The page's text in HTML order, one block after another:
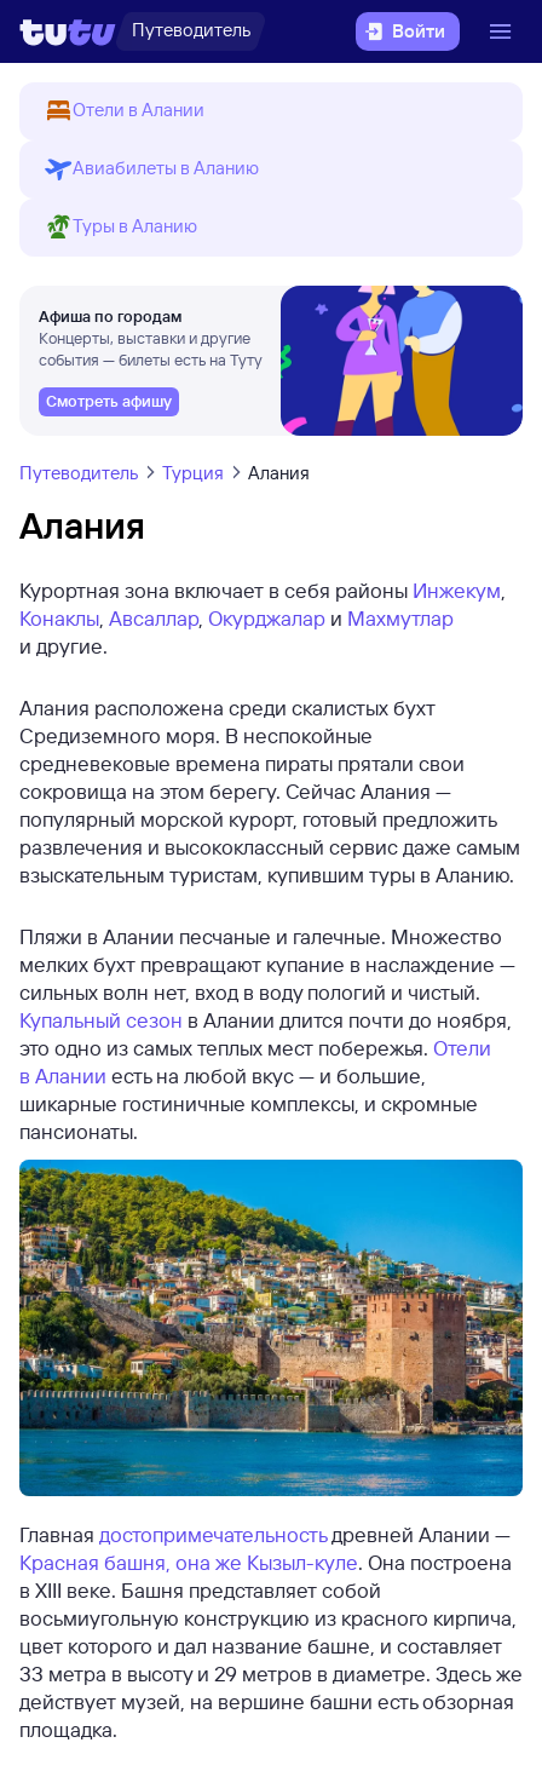
Путеводитель Войти
Отели в Алании
Авиабилеты в Аланию
Туры в Аланию
Афиша по городам
Концерты, выставки и другие
события — билеты есть на Туту
Смотреть афишу
Путеводитель Турция Алания
Алания
Курортная зона включает в себя районы Инжекум
Конаклы Авсаллар, Окурджалар и Махмутлар
и другие.
Алания расположена среди скалистых бухт
Средиземного моря. В неспокойные
средневековые времена пираты прятали свои
сокровища на этом берегу. Сейчас Алания —
популярный морской курорт, готовый предложить
развлечения и высококлассный сервис даже самым
взыскательным туристам, купившим туры в Аланию.
Пляжи в Алании песчаные и галечные. Множество
мелких бухт превращают купание в наслаждение —
сильных волн нет, вход в воду пологий и чистый.
Купальный сезон в Алании длится почти до ноября,
это одно из самых теплых мест побережья. Отели
в Алании есть на любой вкус — и большие,
шикарные гостиничные комплексы, и скромные
пансионаты.
Главная достопримечательностьдревней Алании —
Красная башня, она же Кызыл-куле. Она построена
в XIII веке. Башня представляет собой
восьмиугольную конструкцию из красного кирпича,
цвет которого и дал название башне, и составляет
33 метра в высоту и 29 метров в диаметре. Здесь же
действует музей, на вершине башни есть обзорная
площадка.